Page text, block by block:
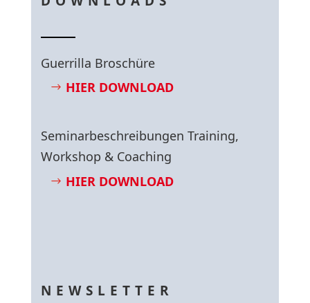
Guerrilla Broschüre
HIER DOWNLOAD
Seminarbeschreibungen Training,
Workshop & Coaching
HIER DOWNLOAD
NEWSLETTER